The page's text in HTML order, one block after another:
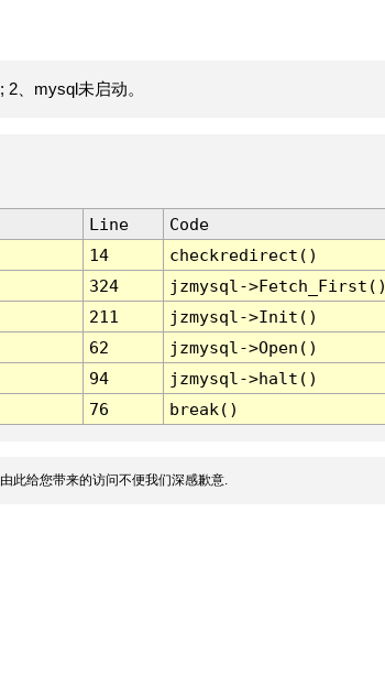
、mysql未启动。
Line
Code
14
checkredirect()
324
jzmysql-
211
jzmysql->Init()
62
jzmysql->Open()
94
jzmysql->halt()
76 break()
此给您带来的访问不便我们深感歉意.